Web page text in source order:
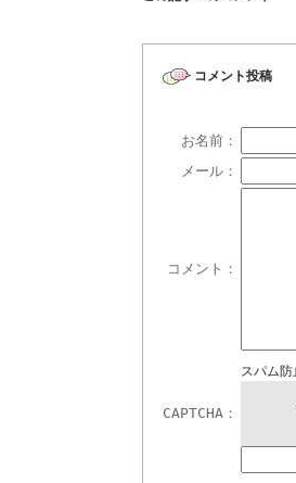
コメント投稿
お名前：
メール：
コメント：
CAPTCHA：
スパム